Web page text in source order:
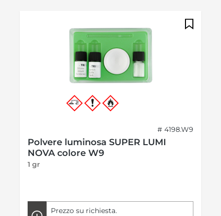
# 4198.W9
Polvere luminosa SUPER LUMI
NOVA colore W9
1 gr
Prezzo su richiesta.